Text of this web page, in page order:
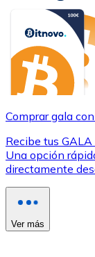
Comprar gala
Recibe tus
Una opción
directamente
Ver más